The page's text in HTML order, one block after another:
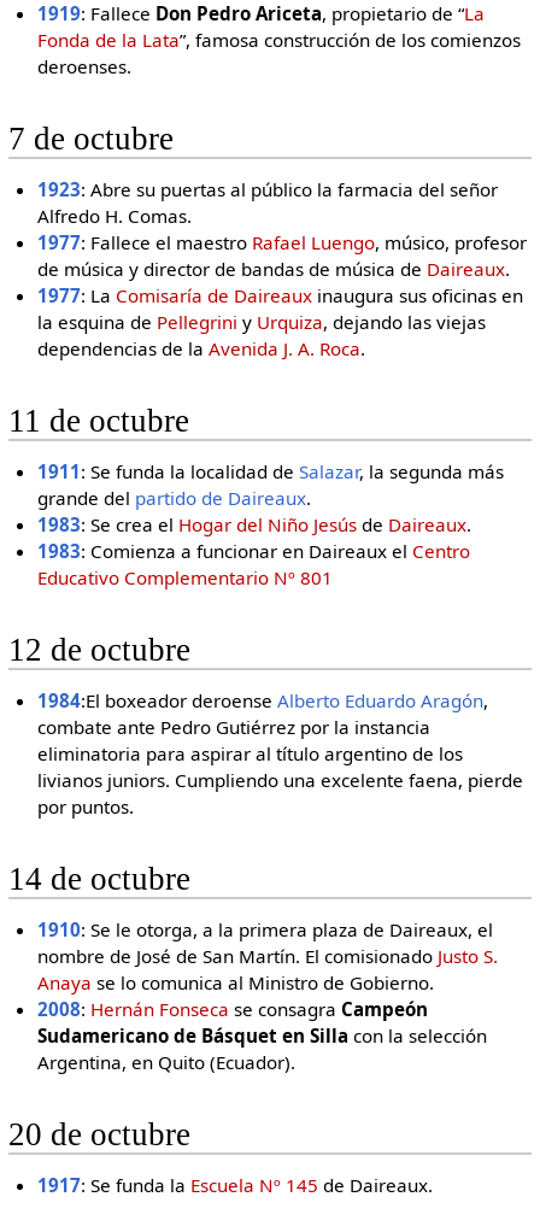
1919: Fallece Don Pedro Ariceta, propietario de “La
Fonda de la Lata”, famosa construcción de los comienzos
deroenses.
7 de octubre
1923: Abre su puertas al público la farmacia del señor
Alfredo H. Comas.
1977: Fallece el maestro Rafael Luengo, músico, profesor
de música y director de bandas de música de Daireaux.
1977: La Comisaría de Daireaux inaugura sus oficinas en
la esquina de Pellegrini y Urquiza, dejando las viejas
dependencias de laAvenida J. A. Roca.
11 de octubre
1911: Se funda la localidad deSalazar, la segunda más
grande del partido de Daireaux.
1983: Se crea el Hogar del Niño Jesús de Daireaux.
1983: Comienza a funcionar en Daireaux el Centro
Educativo Complementario Nº 801
12 de octubre
1984:El boxeador deroenseAlberto Eduardo Aragón,
combate ante Pedro Gutiérrez por la instancia
eliminatoria para aspirar al título argentino de los
livianos juniors. Cumpliendo una excelente faena, pierde
por puntos.
14 de octubre
1910: Se le otorga, a la primera plaza de Daireaux, el
nombre de José de San Martín. El comisionado Justo S.
Anaya se lo comunica al Ministro de Gobierno.
2008: Hernán Fonseca se consagra Campeón
Sudamericano de Básquet en Silla con la selección
Argentina, en Quito (Ecuador).
20 de octubre
1917: Se funda la Escuela Nº 145 de Daireaux.